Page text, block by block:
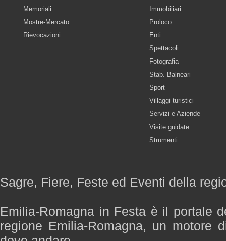
Memoriali
Mostre-Mercato
Rievocazioni
Immobiliari
Proloco
Enti
Spettacoli
Fotografia
Stab. Balneari
Sport
Villaggi turistici
Servizi e Aziende
Visite guidate
Strumenti
Sagre, Fiere, Feste ed Eventi della
Emilia-Romagna in Festa è il portale
regione Emilia-Romagna, un motore